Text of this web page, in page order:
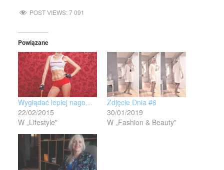
POST VIEWS:7 091
Powiązane
Wyglądać lepiej nago…
22/02/2015
W „Lifestyle"
Zdjęcie Dnia #6
30/01/2019
W „Fashion & Beauty"